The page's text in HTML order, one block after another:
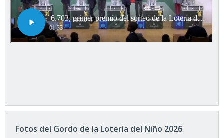
Fotos del Gordo de la Lotería del Niño 2026